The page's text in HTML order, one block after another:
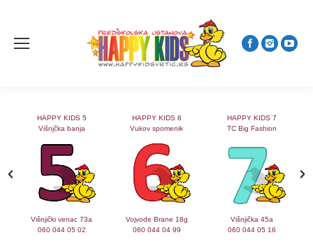
HAPPY KIDS 5
Višnjčka banja
Višnjički venac 73a
060 044 05 02
HAPPY KIDS 6
Vukov spomenik
Vojvode Brane 18g
060 044 04 99
HAPPY KIDS 7
TC Big Fashion
Višnjička 45a
060 044 05 16